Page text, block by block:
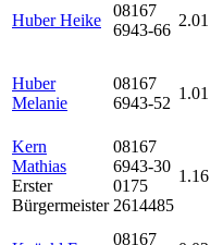
Huber Heike
08167
6943-66
2.01
Huber
Melanie
08167
6943-52
1.01
Kern
Mathias
Erster
Bürgermeister
08167
6943-30
0175
2614485
1.16
08167